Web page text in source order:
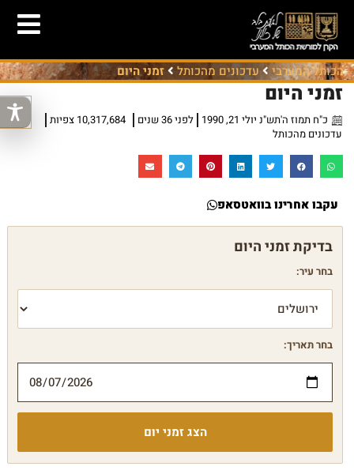
הכותל המערבי עדכונים מהכותל זמני היום
זמני היום
כ"ח תמוז ה'תש"נ יולי 21, 1990 לפני 36 שנים
10,317,684 צפיות
עדכונים מהכותל
עקבו אחרינו בוואטסאפ
בחר עיר:
בחר תאריך:
הצג זמני יום